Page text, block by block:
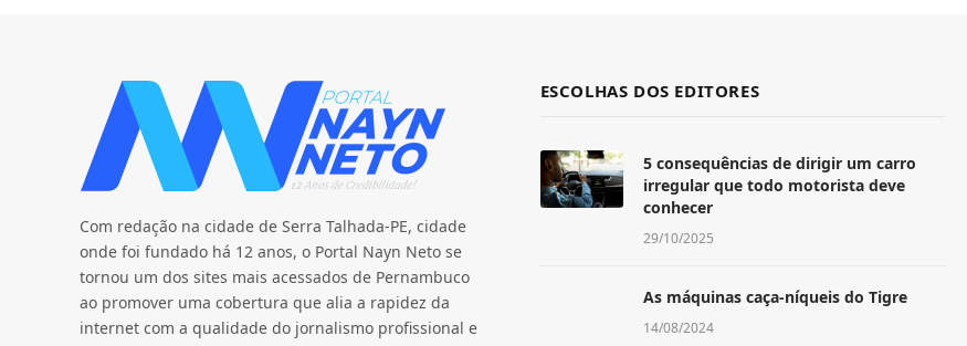
Com redação na cidade de Serra Talhada-PE, cidade
onde foi fundado há 12 anos, o Portal Nayn Neto se
tornou um dos sites mais acessados de Pernambuco
ao promover uma cobertura que alia a rapidez da
internet com a qualidade do jornalismo profissional e
ESCOLHAS DOS EDITORES
5 consequências de dirigir um carro
irregular que todo motorista deve
conhecer
29/10/2025
As máquinas caça-níqueis do Tigre
14/08/2024